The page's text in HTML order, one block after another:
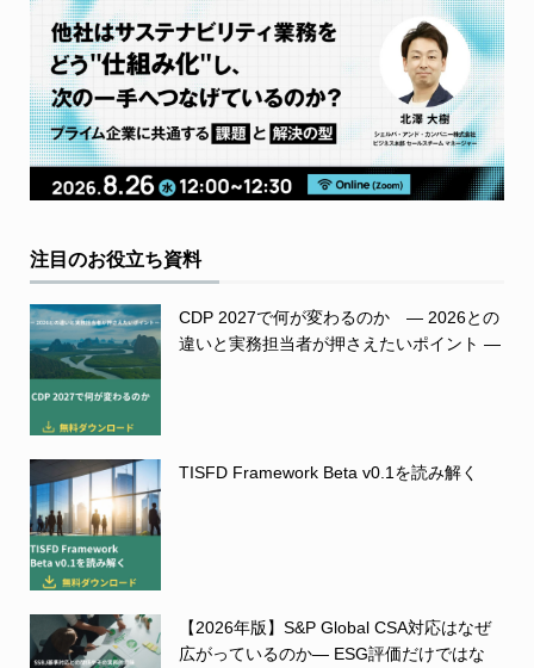
注目のお役立ち資料
CDP 2027で何が変わるのか ― 2026との
違いと実務担当者が押さえたいポイント ―
TISFD Framework Beta v0.1を読み解く
【2026年版】S&P Global CSA対応はなぜ
広がっているのか― ESG評価だけではな